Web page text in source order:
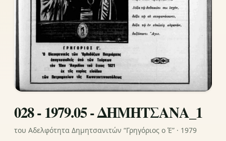
028 - 1979.05 - ΔΗΜΗΤΣΑΝΑ_1
του Αδελφότητα Δημητσανιτών “Γρηγόριος ο Έ” · 1979